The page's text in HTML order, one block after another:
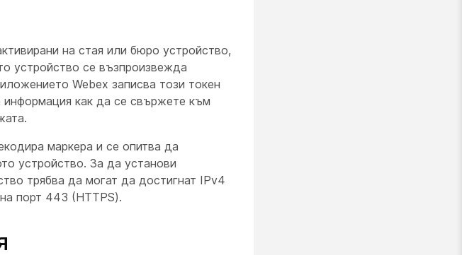
на стая или бюро устройство,
устройство се възпроизвежда
Webex записва този токен
как да се свържете към
маркера и се опитва да
устройство. За да установи
трябва да могат да достигнат IPv4
порт 443 (HTTPS).